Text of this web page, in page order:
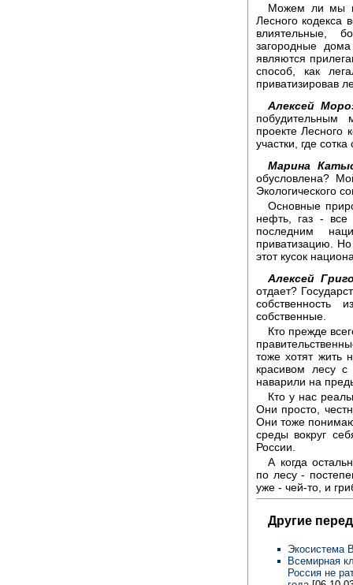
Можем ли мы
Лесного кодекса
влиятельные,
загородные
являются
способ, как
приватизировав
Алексей
проекте Лесного
участки, где
Марина
обусловлена?
Экологического
Основные
нефть, газ - все
последним
приватизацию. Но
этот кусок
Алексей
отдает?
собственность
собственные.
Кто прежде
тоже хотят жить
красивом лесу
наварили на
Кто у нас
Они просто,
Они тоже
среды вокруг
России.
А когда
по лесу -
уже - чей-то, и
Другие
Экосистема
Всемирная
Россия не